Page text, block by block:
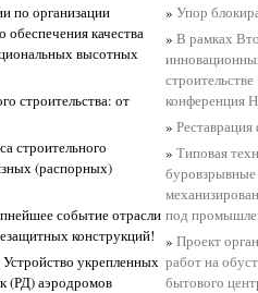
по организации
обеспечения качества
высотных
строительства: от
строительного
(распорных)
событие отрасли
конструкций!
укрепленных
(РД) аэродромов
»Упор
»В рамках
конференция
»
»Типовая
под
»Проект
работ на
бытового